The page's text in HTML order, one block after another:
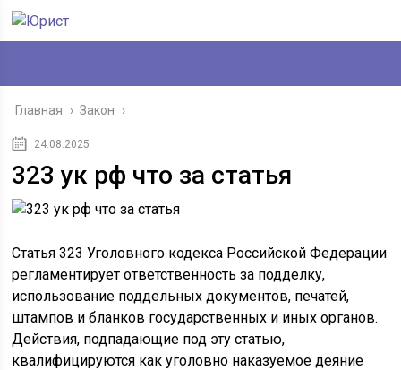
Главная › Закон ›
24.08.2025
323 ук рф что за статья
Статья 323 Уголовного кодекса Российской Федерации
регламентирует ответственность за подделку,
использование поддельных документов, печатей,
штампов и бланков государственных и иных органов.
Действия, подпадающие под эту статью,
квалифицируются как уголовно наказуемое деяние